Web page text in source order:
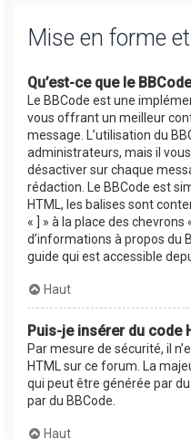
Mise en forme
Qu’est-ce que le
Le BBCode est une
vous offrant un meilleur
message. L’utilisation du
administrateurs, mais il
désactiver sur chaque
rédaction. Le BBCode est
HTML, les balises sont
« ] » à la place des chevrons
d’informations à propos du
guide qui est accessible
Haut
Puis-je insérer du code
Par mesure de sécurité, il
HTML sur ce forum. La
qui peut être générée par
par du BBCode.
Haut